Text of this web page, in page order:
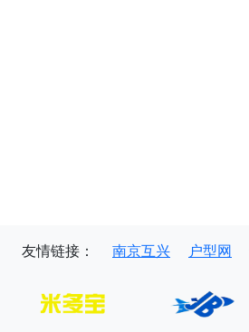
友情链接： 南京互兴 户型网